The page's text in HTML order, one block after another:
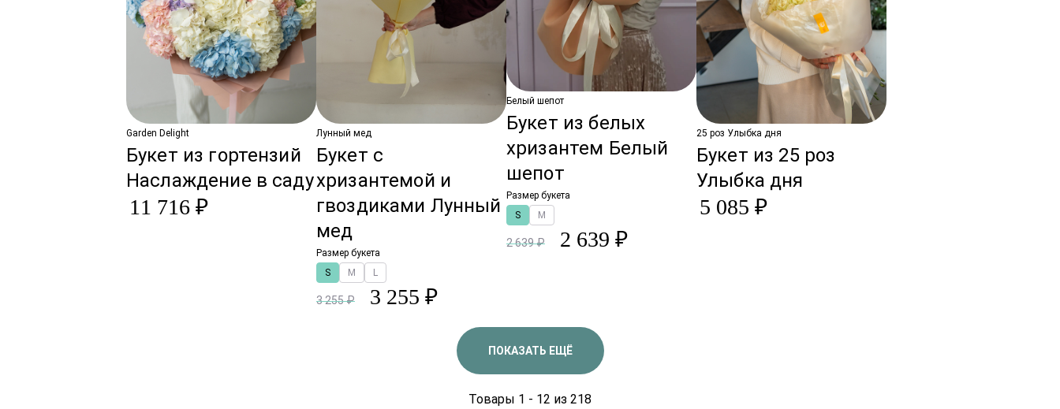
Garden Delight
Букет из гортензий
Наслаждение в саду
11 716 ₽
Лунный мед
Букет с
хризантемой и
гвоздиками Лунный
мед
Размер букета
S
M L
3 255 ₽ 3 255 ₽
Белый шепот
Букет из белых
хризантем Белый
шепот
Размер букета
S
M
2 639 ₽ 2 639 ₽
25 роз Улыбка дня
Букет из 25 роз
Улыбка дня
5 085 ₽
ПОКАЗАТЬ ЕЩЁ
Товары 1 - 12 из 218